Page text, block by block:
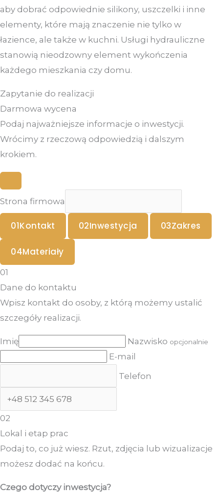
aby dobrać odpowiednie silikony, uszczelki i inne
elementy, które mają znaczenie nie tylko w
łazience, ale także w kuchni. Usługi hydrauliczne
stanowią nieodzowny element wykończenia
każdego mieszkania czy domu.
Zapytanie do realizacji
Darmowa wycena
Podaj najważniejsze informacje o inwestycji.
Wrócimy z rzeczową odpowiedzią i dalszym
krokiem.
Strona firmowa
01Kontakt 02Inwestycja 03Zakres
04Materiały
01
Dane do kontaktu
Wpisz kontakt do osoby, z którą możemy ustalić
szczegóły realizacji.
Imię Nazwisko opcjonalnie
E-mail
Telefon
02
Lokal i etap prac
Podaj to, co już wiesz. Rzut, zdjęcia lub wizualizacje
możesz dodać na końcu.
Czego dotyczy inwestycja?